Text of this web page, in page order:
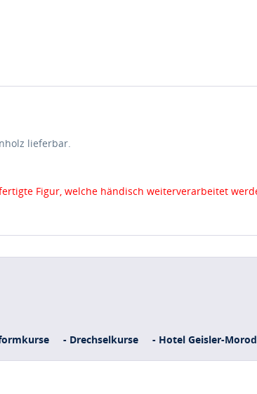
lieferbar.
Figur, welche händisch weiterverarbeitet
- Drechselkurse - Hotel Geisler-